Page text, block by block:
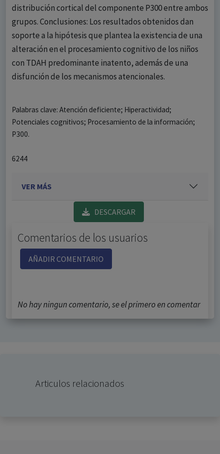
distribución cortical del componente P300 entre ambos
grupos. Conclusiones: Los resultados obtenidos dan
soporte a la hipótesis que plantea la existencia de una
alteración en el procesamiento cognitivo de los niños
con TDAH predominante inatento, además de una
disfunción de los mecanismos atencionales.
Palabras clave: Atención deficiente; Hiperactividad;
Potenciales cognitivos; Procesamiento de la información;
P300.
6244
VER MÁS
DESCARGAR
Comentarios de los usuarios
AÑADIR COMENTARIO
No hay ningun comentario, se el primero en comentar
Articulos relacionados